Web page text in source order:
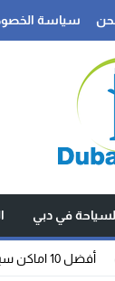
سياسة
في دبي
أفضل 10 اماكن سياحية في انطاليا لعام 2025